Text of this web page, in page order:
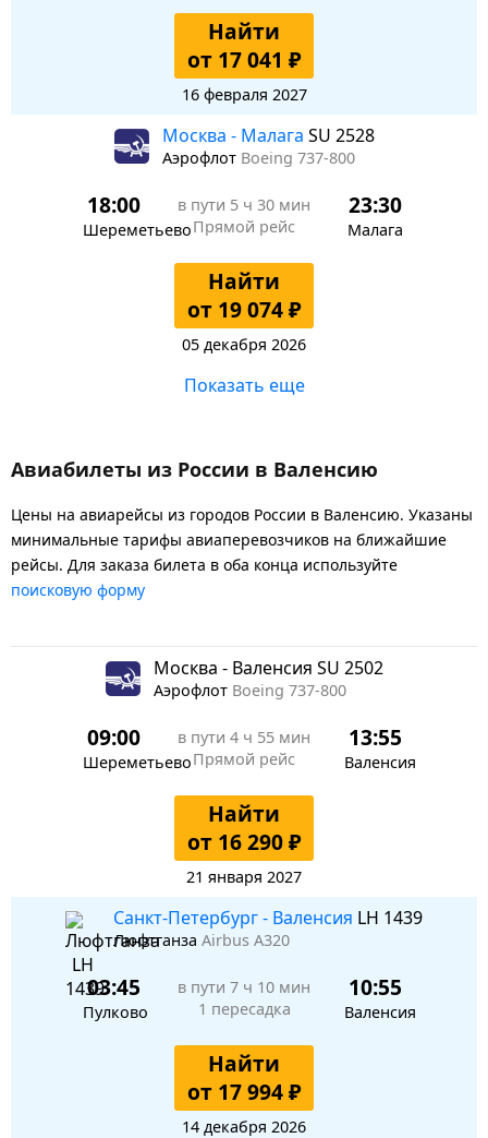
Найти
от 17 041 ₽
16 февраля 2027
Москва - Малага SU 2528
Аэрофлот Boeing 737-800
18:00
Шереметьево
в пути 5 ч 30 мин
Прямой рейс
23:30
Малага
Найти
от 19 074 ₽
05 декабря 2026
Показать еще
Авиабилеты из России в Валенсию
Цены на авиарейсы из городов России в Валенсию. Указаны
минимальные тарифы авиаперевозчиков на ближайшие
рейсы. Для заказа билета в оба конца используйте
поисковую форму
Москва - Валенсия SU 2502
Аэрофлот Boeing 737-800
09:00
Шереметьево
в пути 4 ч 55 мин
Прямой рейс
13:55
Валенсия
Найти
от 16 290 ₽
21 января 2027
Санкт-Петербург - Валенсия LH 1439
Люфтганза Airbus A320
03:45
Пулково
в пути 7 ч 10 мин
1 пересадка
10:55
Валенсия
Найти
от 17 994 ₽
14 декабря 2026